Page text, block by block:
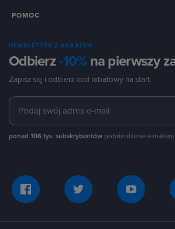
POMOC
NEWSLETTER Z RABATEM
Odbierz-10%na pierwszy
Zapisz się i odbierz kod rabatowy na start.
ponad 106 tys. subskrybentów potwierdzenie e-mailem